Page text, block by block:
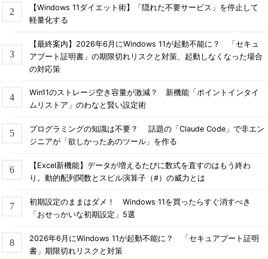
【Windows 11ダイエット術】「隠れた不要サービス」を停止して
軽量化する
【最終案内】2026年6月にWindows 11が起動不能に？ 「セキュ
アブート証明書」の期限切れリスクと対策、起動しなくなった場合
の対応策
Win11のストレージ空き容量が激減？ 新機能「ポイントインタイ
ムリストア」のわなと賢い設定術
プログラミングの知識は不要？ 話題の「Claude Code」で非エン
ジニアが「欲しかったあのツール」を作る
【Excel新機能】データが増えるたびに数式を直すのはもう終わ
り。動的配列関数とスピル演算子（#）の威力とは
初期設定のままはダメ！ Windows 11を買ったらすぐ消すべき
「おせっかいな初期設定」5選
2026年6月にWindows 11が起動不能に？ 「セキュアブート証明
書」期限切れリスクと対策